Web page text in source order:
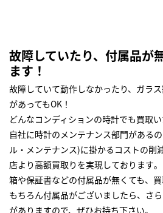
故障していたり、付属品が
ます！
故障していて動作しなかったり、ガラ
があってもOK！
どんなコンディションの時計でも買取
自社に時計のメンテナンス部門がある
ル・メンテナンス)に掛かるコストの削
店より高額買取りを実現しております｡
箱や保証書などの付属品が無くても、買
もちろん付属品がございましたら、さ
がありますので、ぜひお持ち下さい｡